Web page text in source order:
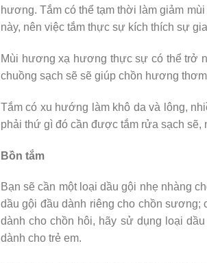
hương. Tắm có thể tạm thời làm giảm
này, nên việc tắm thực sự kích thích sự
Mùi hương xạ hương thực sự có thể trở
chuồng sạch sẽ sẽ giúp chồn hương
Tắm có xu hướng làm khô da và lông,
phải thứ gì đó cần được tắm rửa sạch sẽ,
Bồn tắm
Bạn sẽ cần một loại dầu gội nhẹ nhàng
dầu gội đầu dành riêng cho chồn sương;
dành cho chồn hôi, hãy sử dụng loại
dành cho trẻ em.